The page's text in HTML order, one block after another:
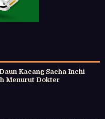
Kacang Sacha Inchi
Menurut Dokter